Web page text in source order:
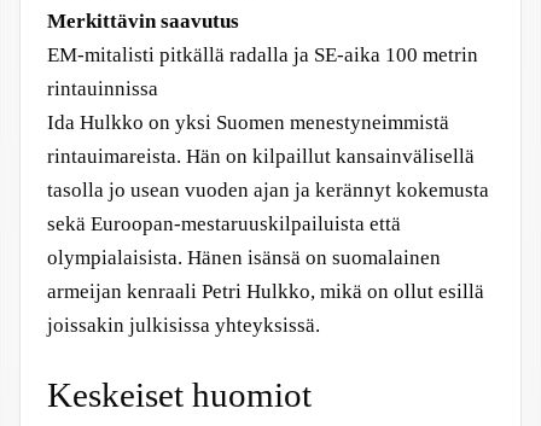
Merkittävin saavutus
EM-mitalisti pitkällä radalla ja SE-aika 100 metrin
rintauinnissa
Ida Hulkko on yksi Suomen menestyneimmistä
rintauimareista. Hän on kilpaillut kansainvälisellä
tasolla jo usean vuoden ajan ja kerännyt kokemusta
sekä Euroopan-mestaruuskilpailuista että
olympialaisista. Hänen isänsä on suomalainen
armeijan kenraali Petri Hulkko, mikä on ollut esillä
joissakin julkisissa yhteyksissä.
Keskeiset huomiot